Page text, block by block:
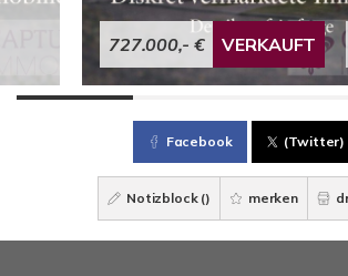
727.000,- € VERKAUFT
Facebook (Twitter)
Notizblock () merken